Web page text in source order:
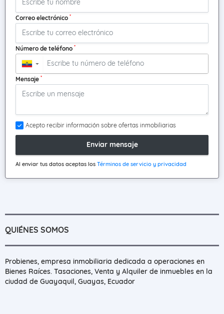
Correo electrónico *
Número de teléfono *
▼
Mensaje *
Acepto recibir información sobre ofertas inmobiliarias
Enviar mensaje
Al enviar tus datos aceptas los Términos de servicio y privacidad
QUIÉNES SOMOS
Probienes, empresa inmobiliaria dedicada a operaciones en
Bienes Raíces. Tasaciones, Venta y Alquiler de inmuebles en la
ciudad de Guayaquil, Guayas, Ecuador